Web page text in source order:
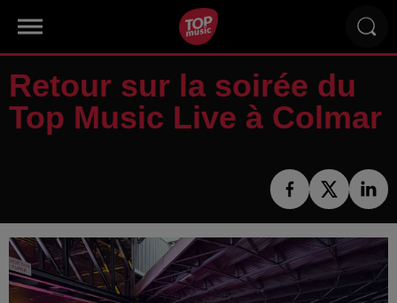
Retour sur la soirée du
Top Music Live à Colmar